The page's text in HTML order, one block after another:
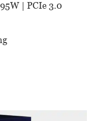
| PCIe 3.0